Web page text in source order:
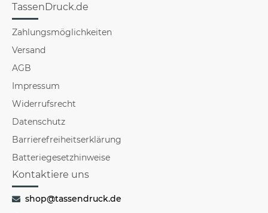
TassenDruck.de
Zahlungsmöglichkeiten
Versand
AGB
Impressum
Widerrufsrecht
Datenschutz
Barrierefreiheitserklärung
Batteriegesetzhinweise
Kontaktiere uns
shop@tassendruck.de